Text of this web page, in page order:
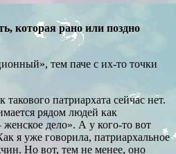
которая рано или поздно
тем паче с их-то точки
патриархата сейчас нет.
рядом людей как
дело». А у кого-то вот
я уже говорила, патриархальное
Но вот, тем не менее, оно